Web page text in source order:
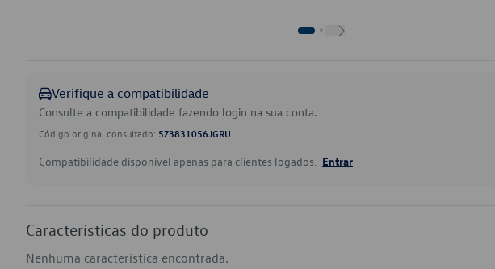
Verifique a compatibilidade
Consulte a compatibilidade fazendo login na sua conta.
Código original consultado: 5Z3831056JGRU
Compatibilidade disponível apenas para clientes logados. Entrar
Características do produto
Nenhuma característica encontrada.